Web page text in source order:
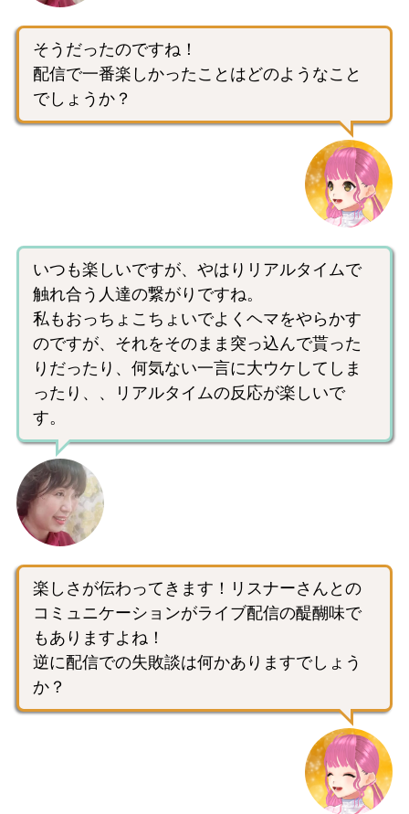
そうだったのですね！
配信で一番楽しかったことはどのようなこと
でしょうか？
いつも楽しいですが、やはりリアルタイムで
触れ合う人達の繋がりですね。
私もおっちょこちょいでよくヘマをやらかす
のですが、それをそのまま突っ込んで貰った
りだったり、何気ない一言に大ウケしてしま
ったり、、リアルタイムの反応が楽しいで
す。
楽しさが伝わってきます！リスナーさんとの
コミュニケーションがライブ配信の醍醐味で
もありますよね！
逆に配信での失敗談は何かありますでしょう
か？